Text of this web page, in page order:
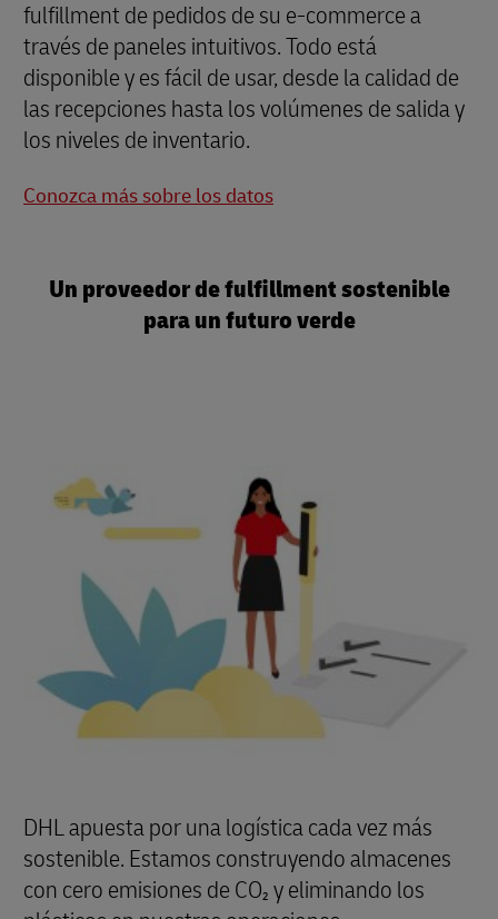
fulfillment de pedidos de su e-commerce a
través de paneles intuitivos. Todo está
disponible y es fácil de usar, desde la calidad de
las recepciones hasta los volúmenes de salida y
los niveles de inventario.
Conozca más sobre los datos
Un proveedor de fulfillment sostenible
para un futuro verde
DHL apuesta por una logística cada vez más
sostenible. Estamos construyendo almacenes
con cero emisiones de CO₂ y eliminando los